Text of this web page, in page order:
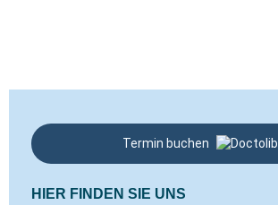
Termin buchen
HIER FINDEN SIE UNS